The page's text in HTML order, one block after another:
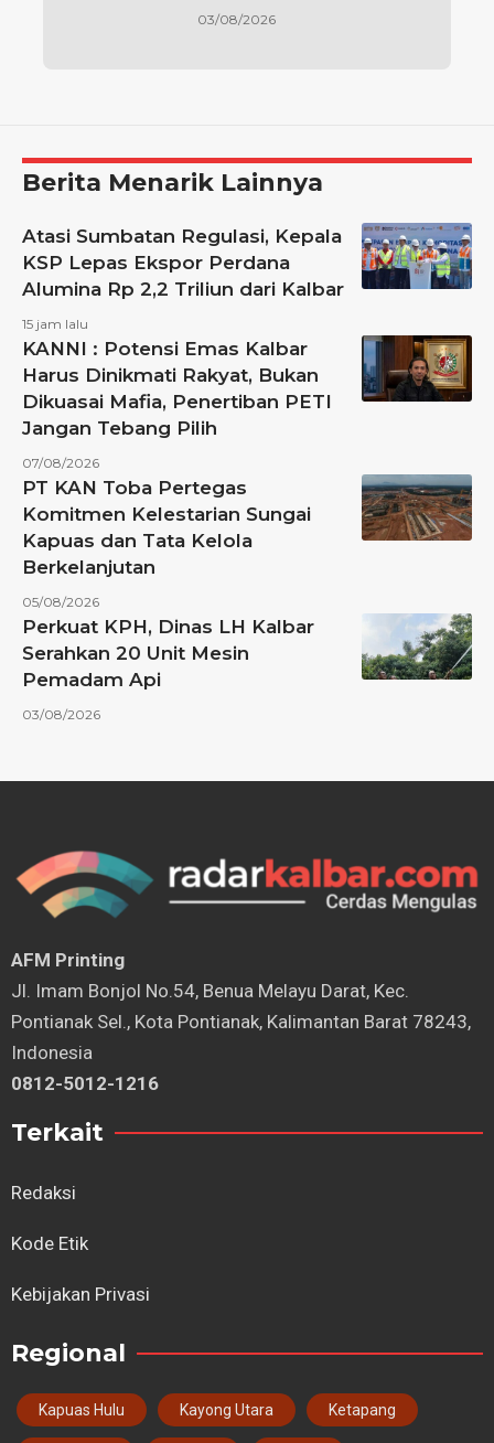
03/08/2026
Berita Menarik Lainnya
Atasi Sumbatan Regulasi, Kepala
KSP Lepas Ekspor Perdana
Alumina Rp 2,2 Triliun dari Kalbar
15 jam lalu
KANNI : Potensi Emas Kalbar
Harus Dinikmati Rakyat, Bukan
Dikuasai Mafia, Penertiban PETI
Jangan Tebang Pilih
07/08/2026
PT KAN Toba Pertegas
Komitmen Kelestarian Sungai
Kapuas dan Tata Kelola
Berkelanjutan
05/08/2026
Perkuat KPH, Dinas LH Kalbar
Serahkan 20 Unit Mesin
Pemadam Api
03/08/2026
AFM Printing
⁠Jl. Imam Bonjol No.54, Benua Melayu Darat, Kec.
Pontianak Sel., Kota Pontianak, Kalimantan Barat 78243,
Indonesia
0812-5012-1216
Terkait
Redaksi
Kode Etik
Kebijakan Privasi
Regional
Kapuas Hulu Kayong Utara Ketapang